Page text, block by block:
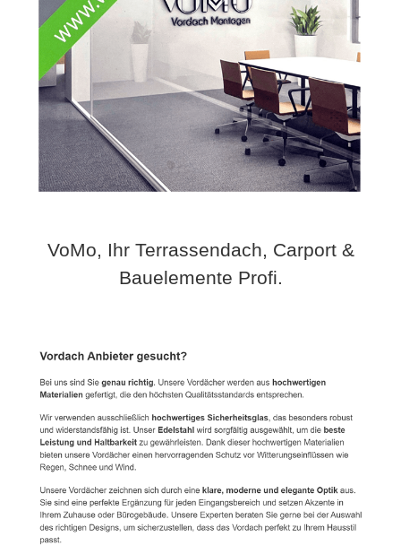
VoMo, Ihr Terrassendach, Carport &
Bauelemente Profi.